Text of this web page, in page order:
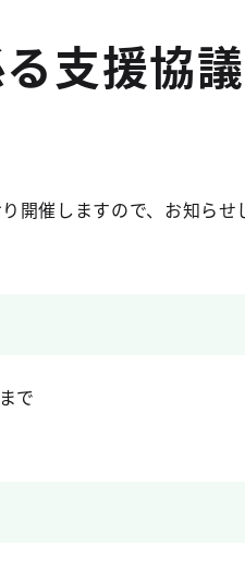
支援協
開催しますので、お知らせ
で